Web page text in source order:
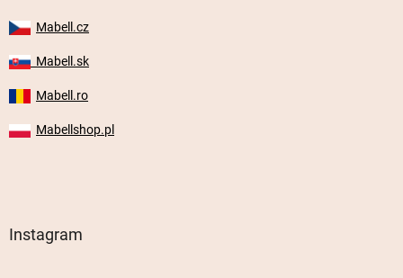
Mabell.cz
Mabell.sk
Mabell.ro
Mabellshop.pl
Instagram